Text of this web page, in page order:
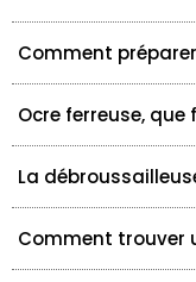
Comment
Ocre ferreuse, que
La
Comment trouver